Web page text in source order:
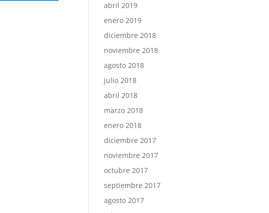
abril 2019
enero 2019
diciembre 2018
noviembre 2018
agosto 2018
julio 2018
abril 2018
marzo 2018
enero 2018
diciembre 2017
noviembre 2017
octubre 2017
septiembre 2017
agosto 2017